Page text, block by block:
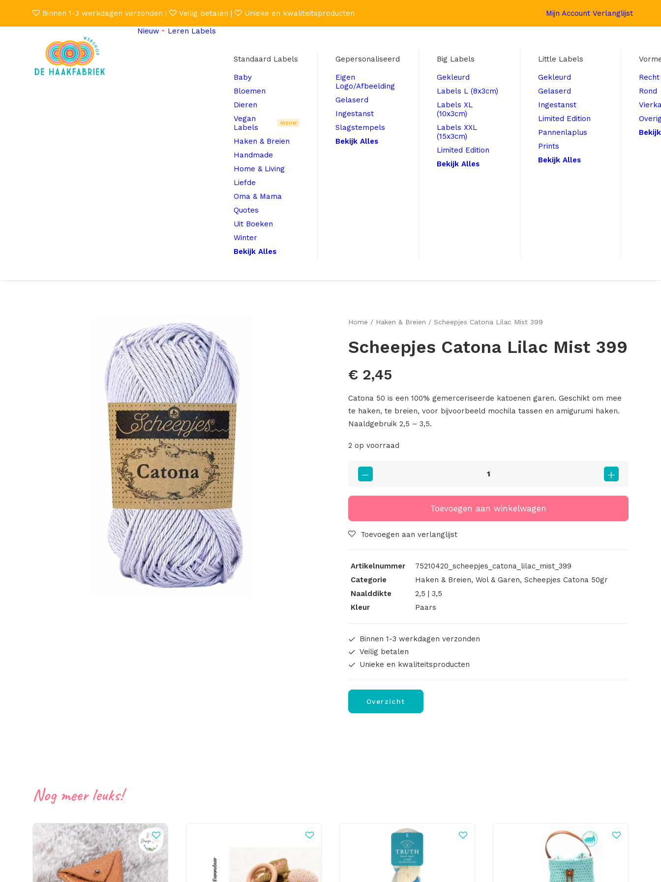
Binnen 1-3 werkdagen verzonden | Veilig betalen | Unieke en kwaliteitsproducten Mijn Account Verlanglijst
Nieuw
Leren Labels
Standaard Labels
Baby
Bloemen
Dieren
Vegan
Labels
NIEUW
Haken & Breien
Handmade
Home & Living
Liefde
Oma & Mama
Quotes
Uit Boeken
Winter
Bekijk Alles
Gepersonaliseerd
Eigen
Logo/Afbeelding
Gelaserd
Ingestanst
Slagstempels
Bekijk Alles
Big Labels
Gekleurd
Labels L (8x3cm)
Labels XL
(10x3cm)
Labels XXL
(15x3cm)
Limited Edition
Bekijk Alles
Little Labels
Gekleurd
Gelaserd
Ingestanst
Limited Edition
Pannenlaplus
Prints
Bekijk Alles
Recht
Rond
Home Haken & Breien Scheepjes Catona Lilac Mist 399
Scheepjes Catona Lilac Mist 399
€ 2,45
Catona 50 is een 100% gemerceriseerde katoenen garen. Geschikt om mee
te haken, te breien, voor bijvoorbeeld mochila tassen en amigurumi haken.
Naaldgebruik 2,5 – 3,5.
2 op voorraad
Scheepjes
Catona
399
aantal
Toevoegen aan winkelwagen
Toevoegen aan verlanglijst
Artikelnummer
75210420_scheepjes_catona_lilac_mist_399
Categorie
Haken & Breien, Wol & Garen, Scheepjes Catona 50gr
Naalddikte
2,5 | 3,5
Kleur
Paars
Binnen 1-3 werkdagen verzonden
Veilig betalen
Unieke en kwaliteitsproducten
Overzicht
Nog meer leuks!